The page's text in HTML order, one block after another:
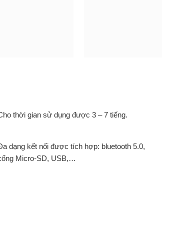
thời gian sử dụng được 3 – 7 tiếng.
dạng kết nối được tích hợp: bluetooth 5.0,
Micro-SD, USB,…